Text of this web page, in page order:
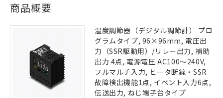
商品概要
温度調節器（デジタル調節計） プロ
グラムタイプ, 96×96mm, 電圧出
力（SSR駆動用）/リレー出力, 補助
出力 4点, 電源電圧 AC100～240V,
フルマルチ入力, ヒータ断線・SSR
故障検出機能1点, イベント入力6点,
伝送出力, ねじ端子台タイプ